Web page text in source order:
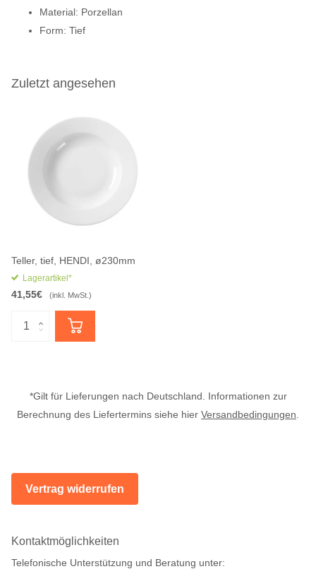
Material: Porzellan
Form: Tief
Zuletzt angesehen
Teller, tief, HENDI, ø230mm
Lagerartikel*
41,55€ (inkl. MwSt.)
*Gilt für Lieferungen nach Deutschland. Informationen zur
Berechnung des Liefertermins siehe hier Versandbedingungen.
Vertrag widerrufen
Kontaktmöglichkeiten
Telefonische Unterstützung und Beratung unter: